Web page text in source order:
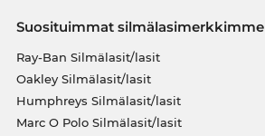
Suosituimmat silmälasimerkkimme
Ray-Ban Silmälasit/lasit
Oakley Silmälasit/lasit
Humphreys Silmälasit/lasit
Marc O Polo Silmälasit/lasit